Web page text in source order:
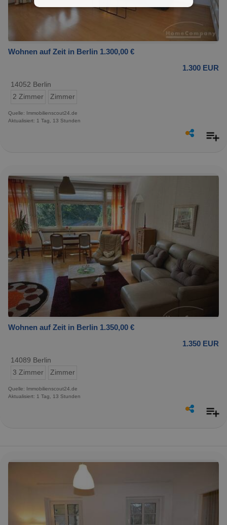
Wohnen auf Zeit in Berlin 1.300,00 €
1.300 EUR
14052 Berlin
2 Zimmer
Zimmer
Quelle: Immobilienscout24.de
Aktualisiert: 1 Tag, 13 Stunden
Wohnen auf Zeit in Berlin 1.350,00 €
1.350 EUR
14089 Berlin
3 Zimmer
Zimmer
Quelle: Immobilienscout24.de
Aktualisiert: 1 Tag, 13 Stunden